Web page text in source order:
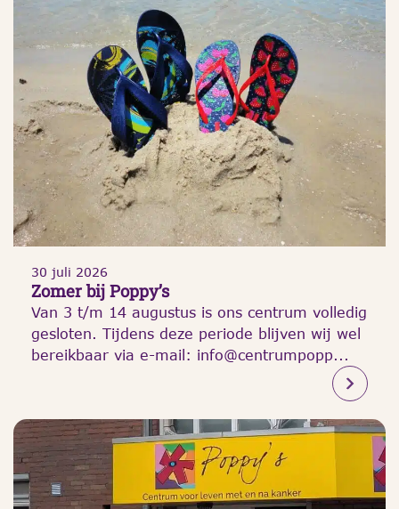
30 juli 2026
Zomer bij Poppy’s
Van 3 t/m 14 augustus is ons centrum volledig
gesloten. Tijdens deze periode blijven wij wel
bereikbaar via e-mail: info@centrumpopp...